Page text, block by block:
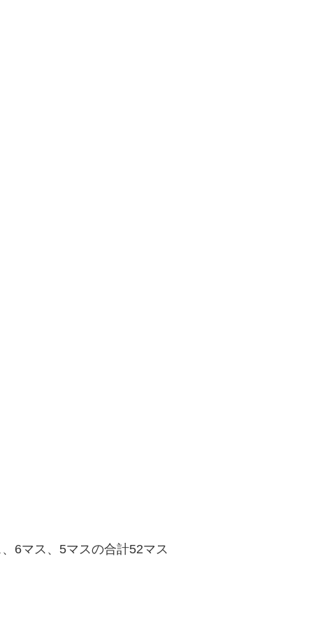
6マス、5マスの合計52マス